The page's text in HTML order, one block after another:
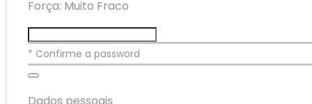
Força: Muito Fraco
* Confirme a password